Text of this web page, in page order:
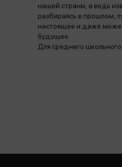
нашей страны, а ведь
разбираясь в прошлом,
настоящее и даже
будущее.
Для среднего школьного